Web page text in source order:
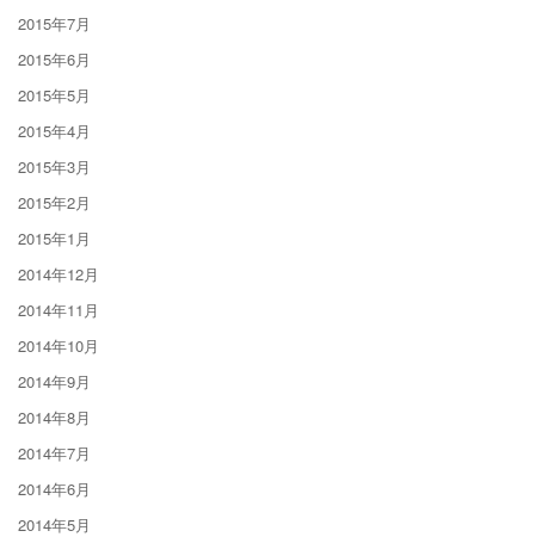
2015年7月
2015年6月
2015年5月
2015年4月
2015年3月
2015年2月
2015年1月
2014年12月
2014年11月
2014年10月
2014年9月
2014年8月
2014年7月
2014年6月
2014年5月